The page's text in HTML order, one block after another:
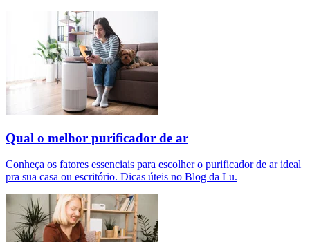
Qual o melhor purificador de ar​
Conheça os fatores essenciais para escolher o purificador de ar ideal
pra sua casa ou escritório. Dicas úteis no Blog da Lu.